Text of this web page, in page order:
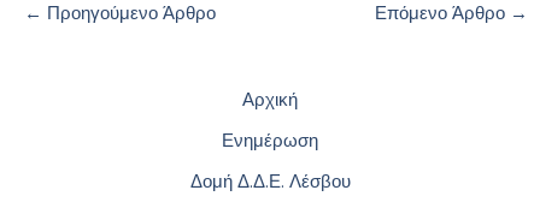
← Προηγούμενο Άρθρο Επόμενο Άρθρο →
Αρχική
Ενημέρωση
Δομή Δ.Δ.Ε. Λέσβου